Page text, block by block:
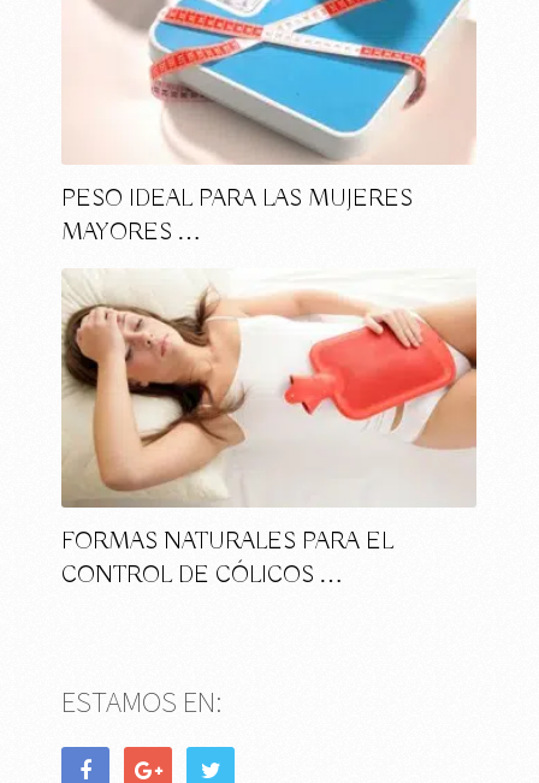
PESO IDEAL PARA LAS MUJERES
MAYORES …
FORMAS NATURALES PARA EL
CONTROL DE CÓLICOS …
ESTAMOS EN: